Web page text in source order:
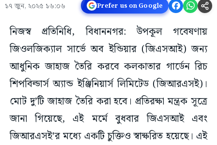
১৭ জুন, ২০২৫ ১৬:০৬ Prefer us on Google
নিজস্ব প্রতিনিধি, বিধাননগর: উপকূল গবেষণায়
জিওলজিক্যাল সার্ভে অব ইন্ডিয়ার (জিএসআই) জন্য
আধুনিক জাহাজ তৈরি করবে কলকাতার গার্ডেন রিচ
শিপবিল্ডার্স অ্যান্ড ইঞ্জিনিয়ার্স লিমিটেড (জিআরএসই)।
মোট দু’টি জাহাজ তৈরি করা হবে। প্রতিরক্ষা মন্ত্রক সূত্রে
জানা গিয়েছে, এই মর্মে বুধবার জিএসআই এবং
জিআরএসই’র মধ্যে একটি চুক্তিও স্বাক্ষরিত হয়েছে। এই